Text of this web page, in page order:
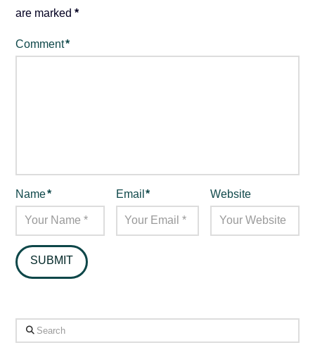
are marked*
Comment*
Name* Email* Website
Search